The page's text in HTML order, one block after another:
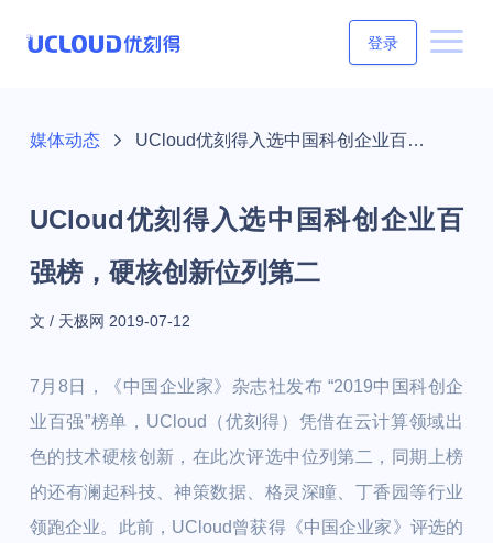
登录
媒体动态 UCloud优刻得入选中国科创企业百强榜，硬核创新位列第二
UCloud优刻得入选中国科创企业百
强榜，硬核创新位列第二
文 / 天极网 2019-07-12
7月8日，《中国企业家》杂志社发布 “2019中国科创企
业百强”榜单，UCloud（优刻得）凭借在云计算领域出
色的技术硬核创新，在此次评选中位列第二，同期上榜
的还有澜起科技、神策数据、格灵深瞳、丁香园等行业
领跑企业。此前，UCloud曾获得《中国企业家》评选的